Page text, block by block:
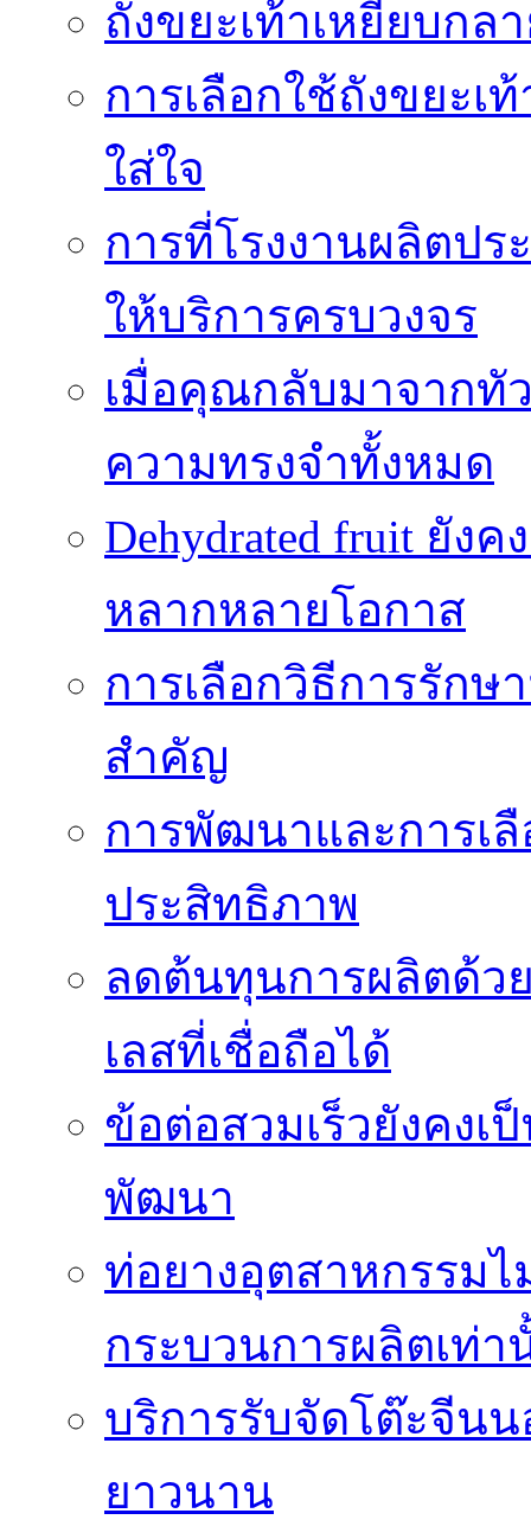
ถังขยะเท้าเหยียบก
การเลือกใช้ถังขยะเ
ใส่ใจ
การที่โรงงานผลิตป
ให้บริการครบวงจร
เมื่อคุณกลับมาจากทั
ความทรงจำทั้งหมด
Dehydrated fruit ยัง
หลากหลายโอกาส
การเลือกวิธีการรักษ
สำคัญ
การพัฒนาและการเ
ประสิทธิภาพ
ลดต้นทุนการผลิตด้ว
เลสที่เชื่อถือได้
ข้อต่อสวมเร็วยังคง
พัฒนา
ท่อยางอุตสาหกรรม
กระบวนการผลิตเท่า
บริการรับจัดโต๊ะจีน
ยาวนาน